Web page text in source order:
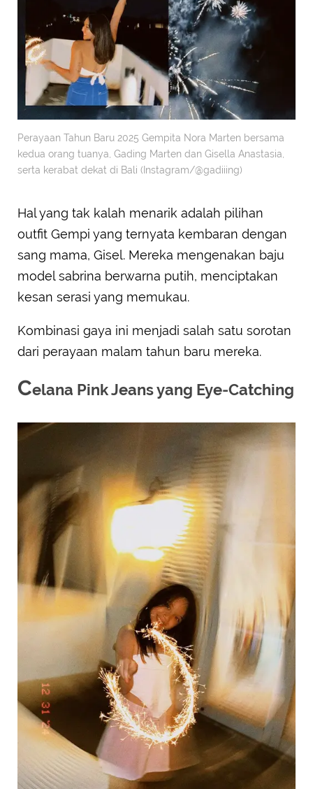
Perayaan Tahun Baru 2025 Gempita Nora Marten bersama
kedua orang tuanya, Gading Marten dan Gisella Anastasia,
serta kerabat dekat di Bali (Instagram/@gadiiing)
Hal yang tak kalah menarik adalah pilihan
outfit Gempi yang ternyata kembaran dengan
sang mama, Gisel. Mereka mengenakan baju
model sabrina berwarna putih, menciptakan
kesan serasi yang memukau.
Kombinasi gaya ini menjadi salah satu sorotan
dari perayaan malam tahun baru mereka.
Celana Pink Jeans yang Eye-Catching